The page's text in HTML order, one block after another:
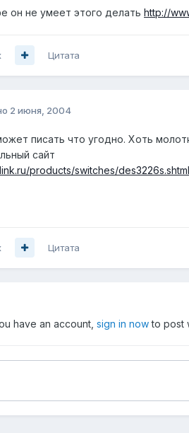
он не умеет этого делать http://
Цитата
2 июня, 2004
писать что угодно. Хоть
сайт
products/switches/des3226s.shtml
Цитата
have an account, sign in nowto post